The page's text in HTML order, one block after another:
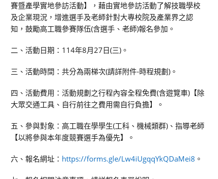
賽暨產學實地參訪活動】，藉由實地參訪活動了解技職學校
及企業現況，增進選手及老師針對大專校院及產業界之認
知，鼓勵高工職參賽隊伍(含選手、老師)報名參加。
二、活動日期：114年8月27日(三)。
三、活動時間：共分為兩梯次(請詳附件-時程規劃)。
四、活動費用：活動規劃之行程內容全程免費(含遊覽車)【除
大眾交通工具、自行前往之費用需自行負擔】。
五、參與對象：高工職在學學生(工科、機械類群)、指導老師
【以將參與本年度競賽選手為優先】。
六、報名網址： https://forms.gle/Lw4iUgqqYkQDaMei8 。